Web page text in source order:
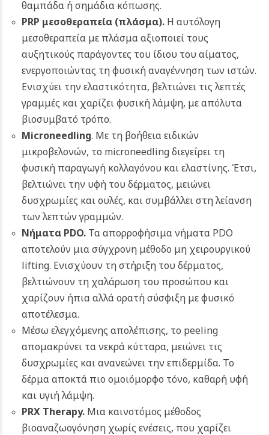
θαμπάδα ή σημάδια κόπωσης.
PRP μεσοθεραπεία (πλάσμα).Η αυτόλογη
μεσοθεραπεία με πλάσμα αξιοποιεί τους
αυξητικούς παράγοντες του ίδιου του αίματος,
ενεργοποιώντας τη φυσική αναγέννηση των ιστών.
Ενισχύει την ελαστικότητα, βελτιώνει τις λεπτές
γραμμές και χαρίζει φυσική λάμψη, με απόλυτα
βιοσυμβατό τρόπο.
Microneedling. Με τη βοήθεια ειδικών
μικροβελονών, το microneedling διεγείρει τη
φυσική παραγωγή κολλαγόνου και ελαστίνης. Έτσι,
βελτιώνει την υφή του δέρματος, μειώνει
δυσχρωμίες και ουλές, και συμβάλλει στη λείανση
των λεπτών γραμμών.
Νήματα PDO. Τα απορροφήσιμα νήματα PDO
αποτελούν μια σύγχρονη μέθοδο μη χειρουργικού
lifting. Ενισχύουν τη στήριξη του δέρματος,
βελτιώνουν τη χαλάρωση του προσώπου και
χαρίζουν ήπια αλλά ορατή σύσφιξη με φυσικό
αποτέλεσμα.
Μέσω ελεγχόμενης απολέπισης, το peeling
απομακρύνει τα νεκρά κύτταρα, μειώνει τις
δυσχρωμίες και ανανεώνει την επιδερμίδα. Το
δέρμα αποκτά πιο ομοιόμορφο τόνο, καθαρή υφή
και υγιή λάμψη.
PRX Therapy. Μια καινοτόμος μέθοδος
βιοαναζωογόνηση χωρίς ενέσεις, που χαρίζει